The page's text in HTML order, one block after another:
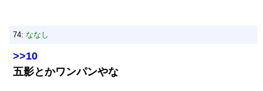
74: ななし
>>10
五影とかワンパンやな